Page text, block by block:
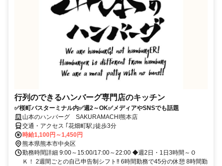
行列のできるハンバーグ専門店のキッチン
✅桜町バスターミナル内✅週2～OK✅メディアやSNSでも話題
山本のハンバーグ SAKURAMACHI熊本店
交通・アクセス ｢花畑町駅｣徒歩3分
時給1,100円～1,450円
熊本県熊本市中央区
勤務時間詳細 9:00～15:00/17:00～22:00 ◆週2日・1日3時間～Ｏ
Ｋ！ 2週間ごとの自己申告制シフト‼ 6時間勤務で45分の休憩 8時間勤